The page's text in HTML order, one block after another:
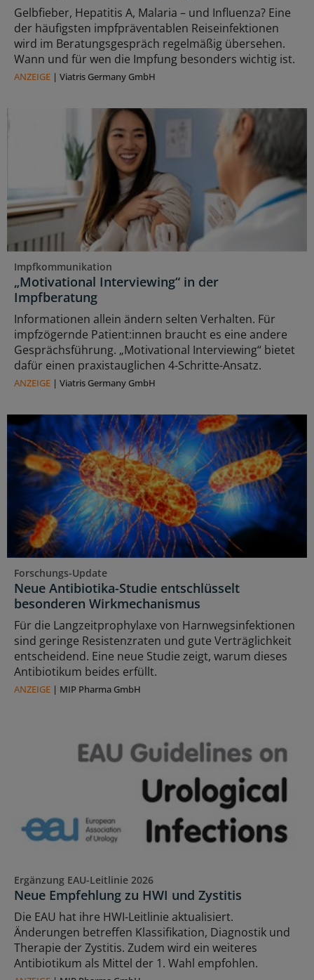
Gelbfieber, Hepatitis A, Malaria – und Influenza? Eine
der häufigsten impfpräventablen Reiseinfektionen
wird im Beratungsgespräch regelmäßig übersehen.
Wann und für wen die Impfung besonders wichtig ist.
ANZEIGE | Viatris Germany GmbH
Impfkommunikation
„Motivational Interviewing“ in der
Impfberatung
Informationen allein ändern selten Verhalten. Für
impfzögernde Patient:innen braucht es eine andere
Gesprächsführung. „Motivational Interviewing“ bietet
dafür einen praxistauglichen 4-Schritte-Ansatz.
ANZEIGE | Viatris Germany GmbH
Forschungs-Update
Neue Antibiotika-Studie entschlüsselt
besonderen Wirkmechanismus
Für die Langzeitprophylaxe von Harnwegsinfektionen
sind geringe Resistenzraten und gute Verträglichkeit
entscheidend. Eine neue Studie zeigt, warum dieses
Antibiotikum beides erfüllt.
ANZEIGE | MIP Pharma GmbH
Ergänzung EAU-Leitlinie 2026
Neue Empfehlung zu HWI und Zystitis
Die EAU hat ihre HWI-Leitlinie aktualisiert.
Änderungen betreffen Klassifikation, Diagnostik und
Therapie der Zystitis. Zudem wird ein weiteres
Antibiotikum als Mittel der 1. Wahl empfohlen.